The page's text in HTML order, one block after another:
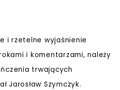
i rzetelne wyjaśnienie
i komentarzami, należy
trwających
Jarosław Szymczyk.